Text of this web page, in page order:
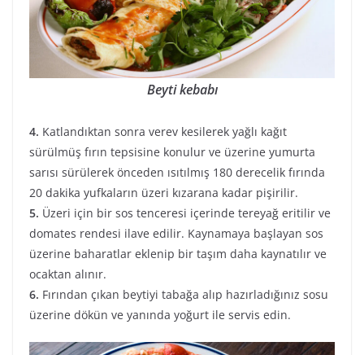
Beyti kebabı
4. Katlandıktan sonra verev kesilerek yağlı kağıt
sürülmüş fırın tepsisine konulur ve üzerine yumurta
sarısı sürülerek önceden ısıtılmış 180 derecelik fırında
20 dakika yufkaların üzeri kızarana kadar pişirilir.
5. Üzeri için bir sos tenceresi içerinde tereyağ eritilir ve
domates rendesi ilave edilir. Kaynamaya başlayan sos
üzerine baharatlar eklenip bir taşım daha kaynatılır ve
ocaktan alınır.
6. Fırından çıkan beytiyi tabağa alıp hazırladığınız sosu
üzerine dökün ve yanında yoğurt ile servis edin.